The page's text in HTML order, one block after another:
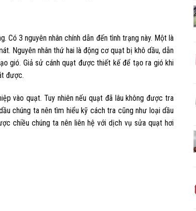
Có 3 nguyên nhân chính dẫn đến tình trạng này. Một là
Nguyên nhân thứ hai là động cơ quạt bị khô dầu, dẫn
gió. Giả sử cánh quạt được thiết kế để tạo ra gió khi
được.
vào quạt. Tuy nhiên nếu quạt đã lâu không được tra
chúng ta nên tìm hiểu kỹ cách tra cũng như loại dầu
chiều chúng ta nên liên hệ với dịch vụsửa quạt hơi